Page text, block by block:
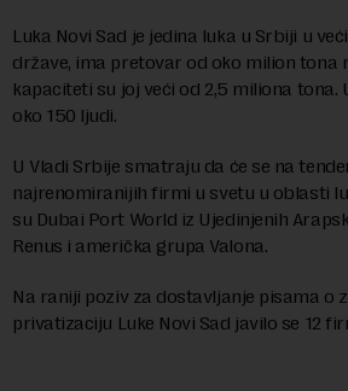
Luka Novi Sad je jedina luka u Srbiji u
države, ima pretovar od oko milion tona
kapaciteti su joj veći od 2,5 miliona tona.
oko 150 ljudi.
U Vladi Srbije smatraju da će se na
najrenomiranijih firmi u svetu u oblasti
su Dubai Port World iz Ujedinjenih
Renus i američka grupa Valona.
Na raniji poziv za dostavljanje pisama o
privatizaciju Luke Novi Sad javilo se 12